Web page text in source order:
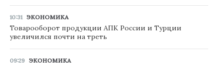
10:31 ЭКОНОМИКА
Товарооборот продукции АПК России и Турции
увеличился почти на треть
09:29 ЭКОНОМИКА